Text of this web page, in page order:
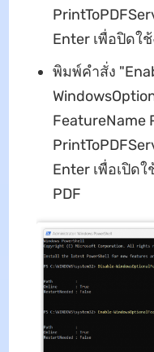
Enter เพื่อปิดใ
พิมพ์คําสั่ง
FeatureName
Enter เพื่อเปิด
PDF